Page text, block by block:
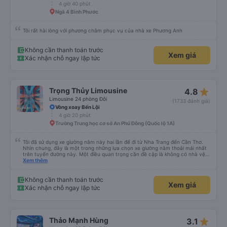
4 giờ 40 phút
Ngã 4 Bình Phước
Tôi rất hài lòng với phương châm phục vụ của nhà xe Phương Anh
Không cần thanh toán trước
Xác nhận chỗ ngay lập tức
Xem giá
Trọng Thủy Limousine
Limousine 24 phòng Đôi
4.8 star_rate
(1733 đánh giá)
Vòng xoay Bến Lội
4 giờ 20 phút
Trường Trung học cơ sở An Phú Đông (Quốc lộ 1A)
Tôi đã sử dụng xe giường nằm này hai lần để đi từ Nha Trang đến Cần Thơ.
Nhìn chung, đây là một trong những lựa chọn xe giường nằm thoải mái nhất
trên tuyến đường này. Một điều quan trọng cần đề cập là không có nhà vệ
sinh trên xe, điều này có thể gây khó chịu trên một hành trình dài xuyên
chậm khoảng một tiếng, nhưng công ty đã thông báo trước cho tôi, nên tôi
không gặp vấn đề gì. Xe khá thoải mái, có chăn và hai gối, và các tài xế lịch
sự và thân thiện. Có các điểm dừng nghỉ vào khoảng 4:00 sáng và 9:00
cho đến khoảng 8:00 sáng, điều này khá khó chịu. Có vẻ như lịch trình phụ
thuộc vào tài xế, và tôi thực sự hy vọng các điểm dừng sẽ được bố trí đều
Xem thêm
Không cần thanh toán trước
Xác nhận chỗ ngay lập tức
Xem giá
Thảo Mạnh Hùng 3.1 star_rate